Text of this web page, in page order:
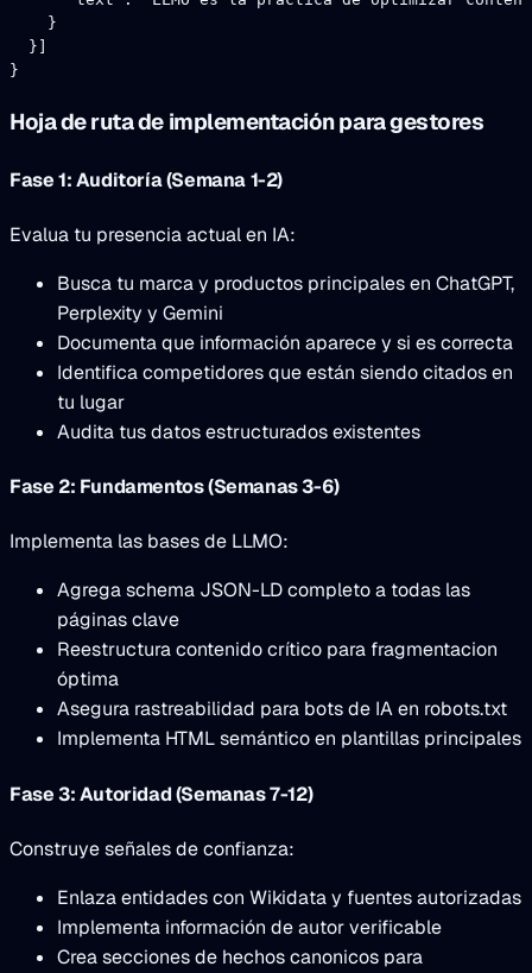
    }
  }]
}
Hoja de ruta de implementación para gestores
Fase 1: Auditoría (Semana 1-2)
Evalua tu presencia actual en IA:
Busca tu marca y productos principales en ChatGPT,
Perplexity y Gemini
Documenta que información aparece y si es correcta
Identifica competidores que están siendo citados en
tu lugar
Audita tus datos estructurados existentes
Fase 2: Fundamentos (Semanas 3-6)
Implementa las bases de LLMO:
Agrega schema JSON-LD completo a todas las
páginas clave
Reestructura contenido crítico para fragmentacion
óptima
Asegura rastreabilidad para bots de IA en robots.txt
Implementa HTML semántico en plantillas principales
Fase 3: Autoridad (Semanas 7-12)
Construye señales de confianza:
Enlaza entidades con Wikidata y fuentes autorizadas
Implementa información de autor verificable
Crea secciones de hechos canonicos para